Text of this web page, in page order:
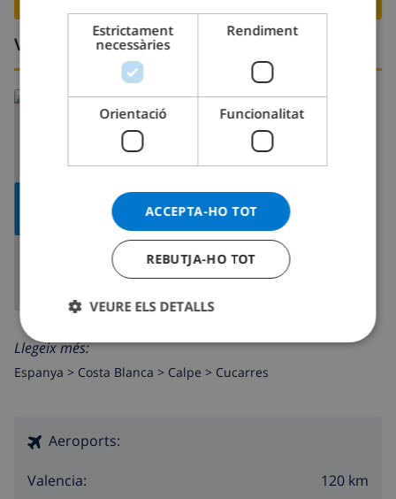
Voltants
Llegeix més:
Espanya > Costa Blanca > Calpe > Cucarres
Aeroports:
Valencia: 120 km
ITALIAN
NORWEGIAN
Estrictament
necessàries
Rendiment
Orientació Funcionalitat
ACCEPTA-HO TOT
REBUTJA-HO TOT
VEURE ELS DETALLS